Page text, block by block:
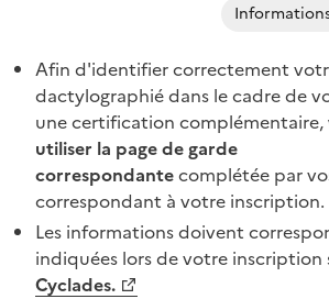
Partager sur Facebook
Partager sur Twitter
Partager sur
Afin d'identifier correctement
dactylographié dans le cadre de
une certification complémentaire,
utiliser la page de garde
correspondantecomplétée par
correspondant à votre inscription.
Les informations doivent
indiquées lors de votre inscription
Cyclades.